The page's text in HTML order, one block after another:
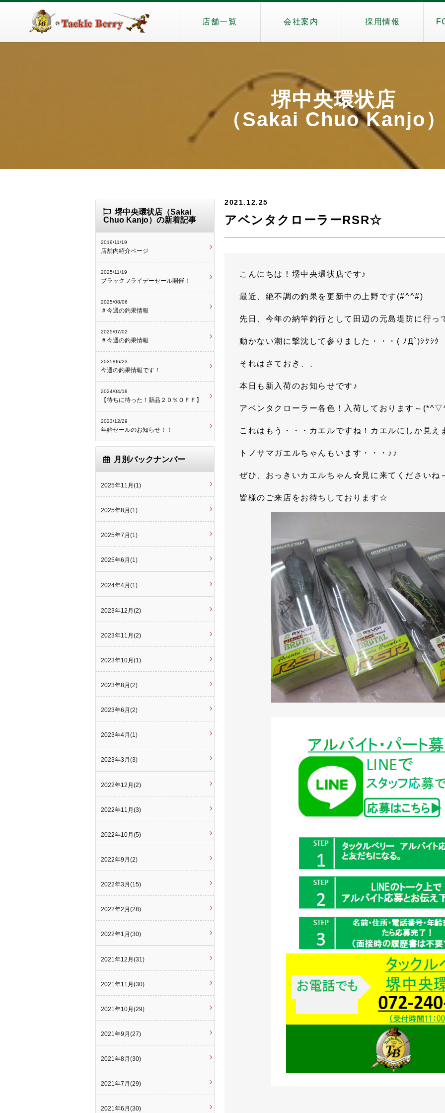
店舗一覧 会社案内 採用情報
堺中央環状店
（Sakai Chuo Kanjo
2021.12.25
アベンタクローラーRSR☆
こんにちは！堺中央環状店です♪
最近、絶不調の釣果を更新中の上野です(#^^#)
先日、今年の納竿釣行として田辺の元島堤防に行っ
動かない潮に撃沈して参りました・・・( ﾉД`)ｼｸｼｸ
それはさておき、、
本日も新入荷のお知らせです♪
アベンタクローラー各色！入荷しております～
これはもう・・・カエルですね！カエルにしか見え
トノサマガエルちゃんもいます・・・♪♪
ぜひ、おっきいカエルちゃん☆ 見に来てくださいね
皆様のご来店をお待ちしております☆
堺中央環状店（Sakai
Chuo Kanjo）の新着記事
2019/11/19
店舗内紹介ページ
2025/11/19
ブラックフライデーセール開催！
2025/08/06
＃今週の釣果情報
2025/07/02
＃今週の釣果情報
2025/06/23
今週の釣果情報です！
2024/04/18
【待ちに待った！新品２０％ＯＦＦ】
2023/12/29
年始セールのお知らせ！！
月別バックナンバー
2025年11月(1)
2025年8月(1)
2025年7月(1)
2025年6月(1)
2024年4月(1)
2023年12月(2)
2023年11月(2)
2023年10月(1)
2023年8月(2)
2023年6月(2)
2023年4月(1)
2023年3月(3)
2022年12月(2)
2022年11月(3)
2022年10月(5)
2022年9月(2)
2022年3月(15)
2022年2月(28)
2022年1月(30)
2021年12月(31)
2021年11月(30)
2021年10月(29)
2021年9月(27)
2021年8月(30)
2021年7月(29)
2021年6月(30)